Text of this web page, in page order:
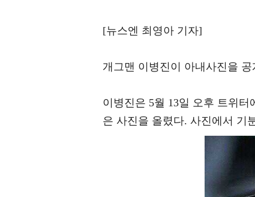
[뉴스엔 최영아 기자]
개그맨 이병진이 아내사진을 공
이병진은 5월 13일 오후 트위
은 사진을 올렸다. 사진에서 기